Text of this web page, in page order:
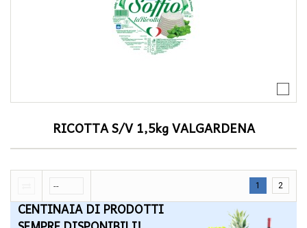
RICOTTA S/V 1,5kg VALGARDENA
1 2
CENTINAIA DI PRODOTTI